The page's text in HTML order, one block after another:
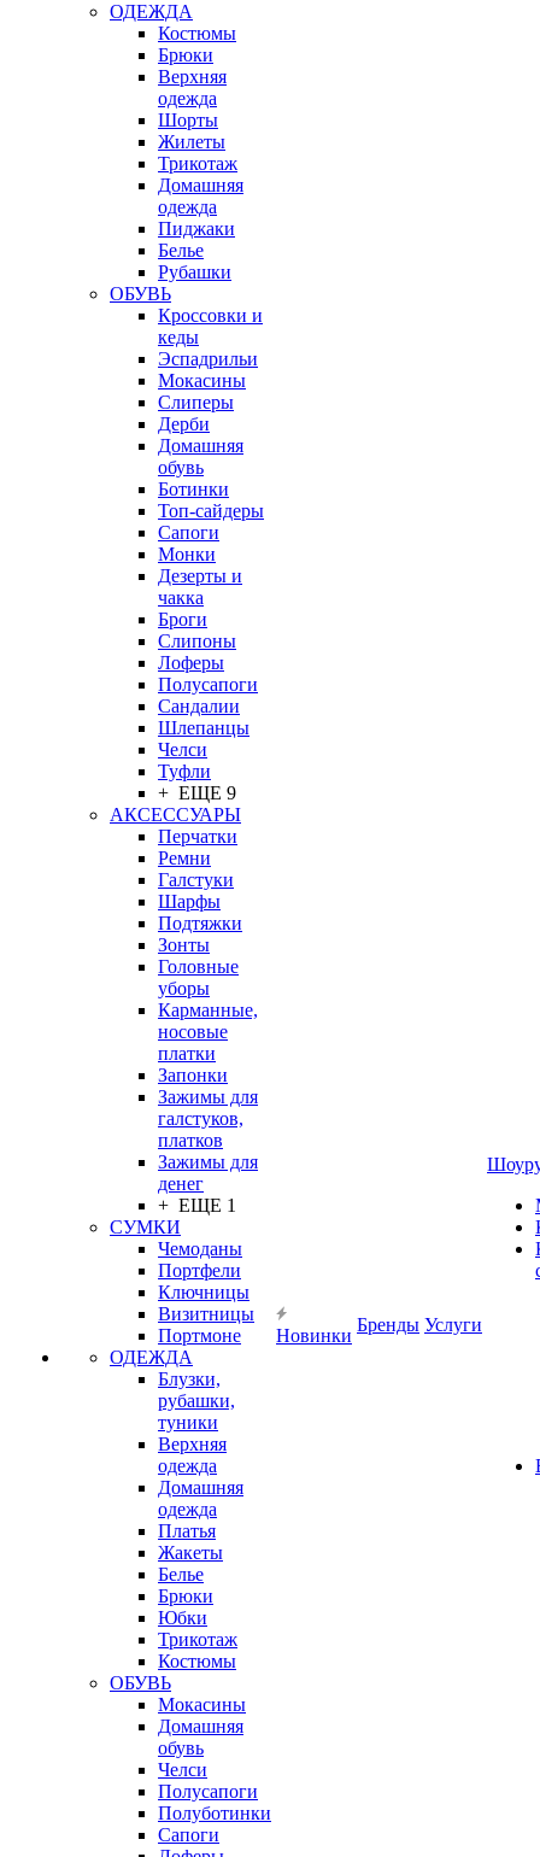
ОДЕЖДА
Костюмы
Брюки
Верхняя
одежда
Шорты
Жилеты
Трикотаж
Домашняя
одежда
Пиджаки
Белье
Рубашки
ОБУВЬ
Кроссовки и
кеды
Эспадрильи
Мокасины
Слиперы
Дерби
Домашняя
обувь
Ботинки
Топ-сайдеры
Сапоги
Монки
Дезерты и
чакка
Броги
Слипоны
Лоферы
Полусапоги
Сандалии
Шлепанцы
Челси
Туфли
+ ЕЩЕ 9
АКСЕССУАРЫ
Перчатки
Ремни
Галстуки
Шарфы
Подтяжки
Зонты
Головные
уборы
Карманные,
носовые
платки
Запонки
Зажимы для
галстуков,
платков
Зажимы для
денег
+ ЕЩЕ 1
СУМКИ
Чемоданы
Портфели
Ключницы
Визитницы
Портмоне
ОДЕЖДА
Блузки,
рубашки,
туники
Верхняя
одежда
Домашняя
одежда
Платья
Жакеты
Белье
Брюки
Юбки
Трикотаж
Костюмы
ОБУВЬ
Мокасины
Домашняя
обувь
Челси
Полусапоги
Полуботинки
Сапоги
Новинки
Бренды Услуги